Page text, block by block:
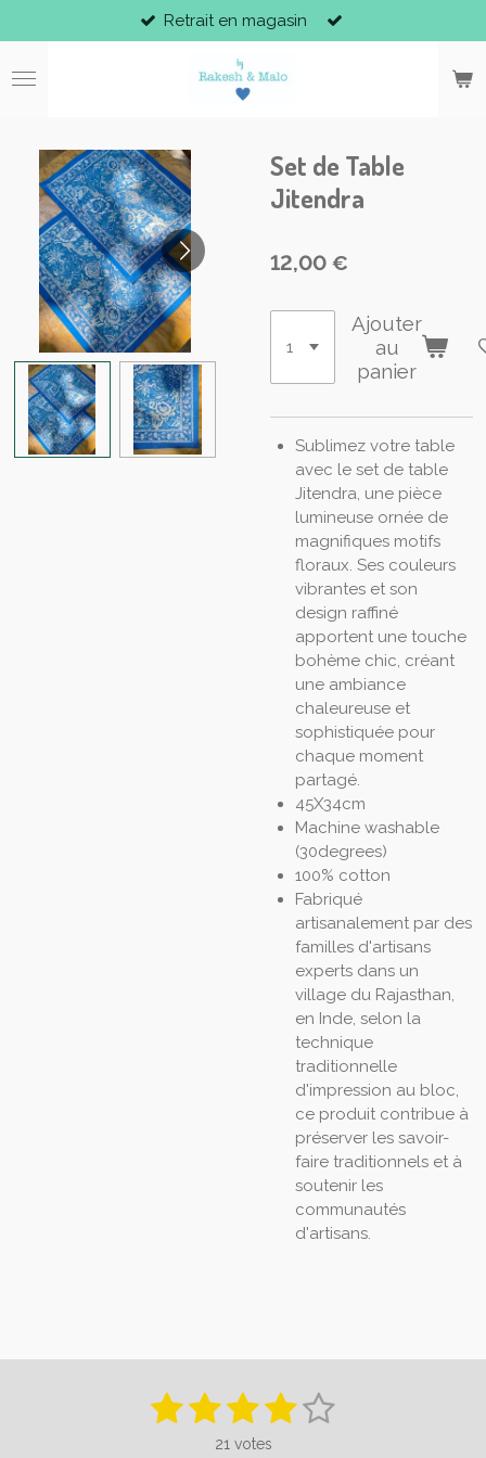
au
contenu
Retrait en magasin
Set de Table
Jitendra
12,00 €
Ajouter
au
panier
Sublimez votre table
avec le set de table
Jitendra, une pièce
lumineuse ornée de
magnifiques motifs
floraux. Ses couleurs
vibrantes et son
design raffiné
apportent une touche
bohème chic, créant
une ambiance
chaleureuse et
sophistiquée pour
chaque moment
partagé.
45X34cm
Machine washable
(30degrees)
100% cotton
Fabriqué
artisanalement par des
familles d'artisans
experts dans un
village du Rajasthan,
en Inde, selon la
technique
traditionnelle
d'impression au bloc,
ce produit contribue à
préserver les savoir-
faire traditionnels et à
soutenir les
communautés
d'artisans.
1
2 3
é
4
é
5
21 votes